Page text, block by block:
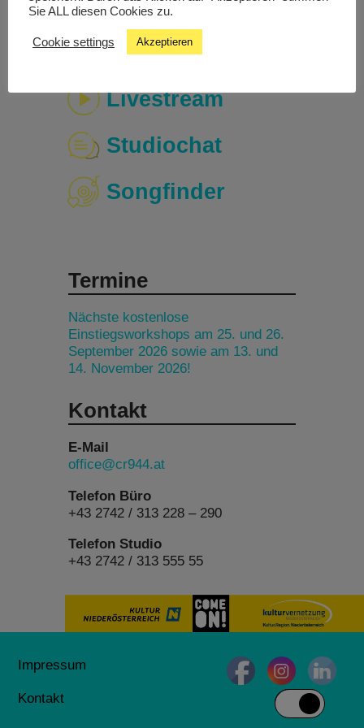
Livestream
Studiochat
Songfinder
Termine
Nächste kostenlose
Einstiegsworkshops am 25. und 26.
September 2026 sowie am 13. und
14. November 2026!
Kontakt
E-Mail
office@cr944.at
Telefon Büro
+43 2742 / 313 228 – 290
Telefon Studio
+43 2742 / 313 555 55
Impressum
Kontakt
Sie ALL diesen Cookies zu.
Cookie settings Akzeptieren